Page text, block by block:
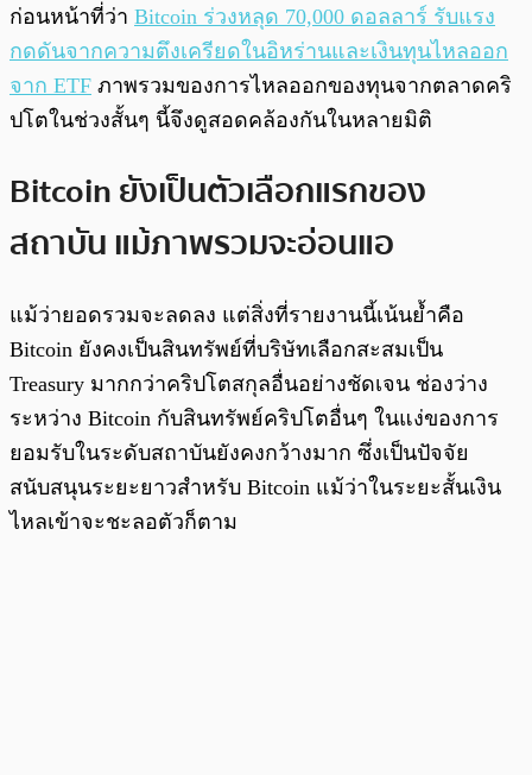
ก่อนหน้าที่ว่า Bitcoin ร่วงหลุด 70,000 ดอลลาร์ รับแรง
กดดันจากความตึงเครียดในอิหร่านและเงินทุนไหลออก
จาก ETF ภาพรวมของการไหลออกของทุนจากตลาดคริ
ปโตในช่วงสั้นๆ นี้จึงดูสอดคล้องกันในหลายมิติ
Bitcoin ยังเป็นตัวเลือกแรกของ
สถาบัน แม้ภาพรวมจะอ่อนแอ
แม้ว่ายอดรวมจะลดลง แต่สิ่งที่รายงานนี้เน้นย้ำคือ
Bitcoin ยังคงเป็นสินทรัพย์ที่บริษัทเลือกสะสมเป็น
Treasury มากกว่าคริปโตสกุลอื่นอย่างชัดเจน ช่องว่าง
ระหว่าง Bitcoin กับสินทรัพย์คริปโตอื่นๆ ในแง่ของการ
ยอมรับในระดับสถาบันยังคงกว้างมาก ซึ่งเป็นปัจจัย
สนับสนุนระยะยาวสำหรับ Bitcoin แม้ว่าในระยะสั้นเงิน
ไหลเข้าจะชะลอตัวก็ตาม